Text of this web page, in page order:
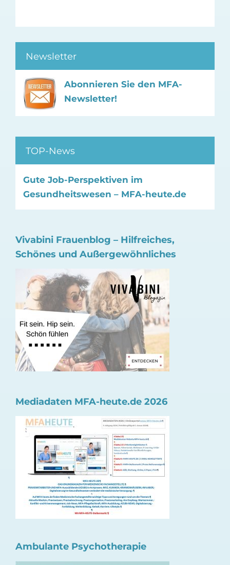
Newsletter
Abonnieren Sie den MFA-
Newsletter!
TOP-News
Gute Job-Perspektiven im
Gesundheitswesen – MFA-heute.de
Vivabini Frauenblog – Hilfreiches,
Schönes und Außergewöhnliches
Mediadaten MFA-heute.de 2026
Ambulante Psychotherapie